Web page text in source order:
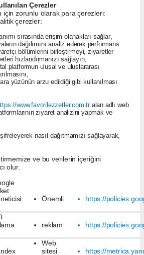
Çerezler
için zorunlu olarak para çerezleri:
çerezler:
sırasında erişim olanakları sağlar,
dağılımını analiz ederek performans
bölümlerini birleştirmeyi, ziyaretler
hızlandırmanızı sağlayın,
platformun ulusal ve uluslararası
yüzünün arzu edildiği gibi kullanılması
www.favorilezzetler.com.tralan adlı web
ziyaret analizini yapmak ve
nasıl dağıtmamızı sağlayarak,
ve bu verilerin içeriğini
olur.
Önemli https://
reklam https://
Web
sitesi
https://